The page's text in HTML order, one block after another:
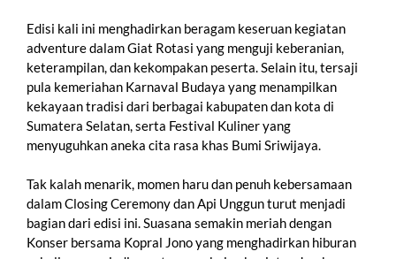
Edisi kali ini menghadirkan beragam keseruan kegiatan
adventure dalam Giat Rotasi yang menguji keberanian,
keterampilan, dan kekompakan peserta. Selain itu, tersaji
pula kemeriahan Karnaval Budaya yang menampilkan
kekayaan tradisi dari berbagai kabupaten dan kota di
Sumatera Selatan, serta Festival Kuliner yang
menyuguhkan aneka cita rasa khas Bumi Sriwijaya.
Tak kalah menarik, momen haru dan penuh kebersamaan
dalam Closing Ceremony dan Api Unggun turut menjadi
bagian dari edisi ini. Suasana semakin meriah dengan
Konser bersama Kopral Jono yang menghadirkan hiburan